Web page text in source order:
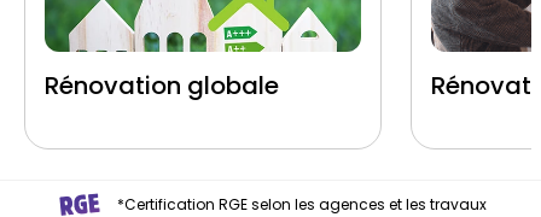
Rénovation globale
*Certification RGE selon les agences et les travaux